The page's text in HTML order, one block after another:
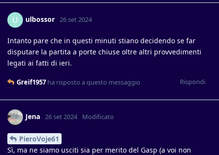
U ulbossor 26 set 2024
Intanto pare che in questi minuti stiano decidendo se far
disputare la partita a porte chiuse oltre altri provvedimenti
legati ai fatti di ieri.
Rispondi
Greif1957 ha risposto a questo messaggio
Jena 26 set 2024 Modificato
PieroVoje61
Sì, ma ne siamo usciti sia per merito del Gasp (a voi non